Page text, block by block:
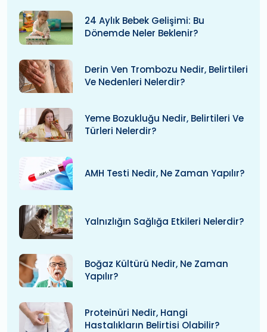
24 Aylık Bebek Gelişimi: Bu
Dönemde Neler Beklenir?
Derin Ven Trombozu Nedir, Belirtileri
Ve Nedenleri Nelerdir?
Yeme Bozukluğu Nedir, Belirtileri Ve
Türleri Nelerdir?
AMH Testi Nedir, Ne Zaman Yapılır?
Yalnızlığın Sağlığa Etkileri Nelerdir?
Boğaz Kültürü Nedir, Ne Zaman
Yapılır?
Proteinüri Nedir, Hangi
Hastalıkların Belirtisi Olabilir?